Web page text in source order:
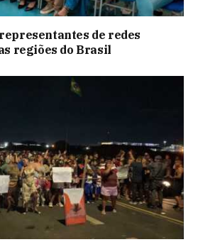
de redes
regiões do Brasil